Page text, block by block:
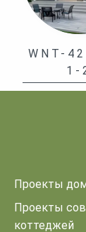
WNT-
1-
Проекты
Проекты
коттеджей